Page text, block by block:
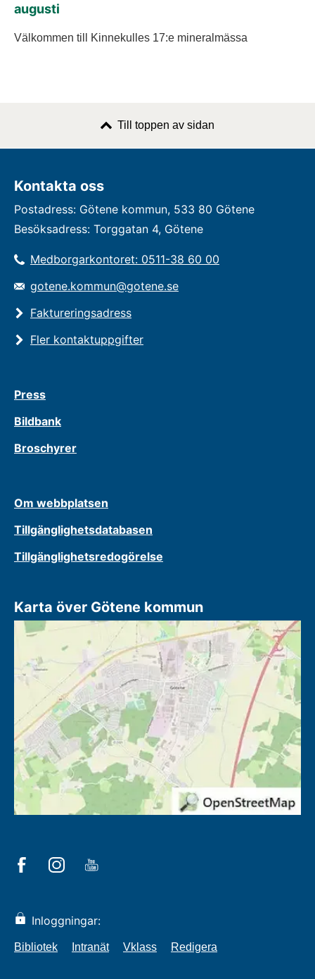
augusti
Välkommen till Kinnekulles 17:e mineralmässa
Till toppen av sidan
Kontakta oss
Postadress: Götene kommun, 533 80 Götene
Besöksadress: Torggatan 4, Götene
Medborgarkontoret: 0511-38 60 00
gotene.kommun@gotene.se
Faktureringsadress
Fler kontaktuppgifter
Press
Bildbank
Broschyrer
Om webbplatsen
Tillgänglighetsdatabasen
Tillgänglighetsredogörelse
Karta över Götene kommun
Inloggningar:
Bibliotek Intranät Vklass Redigera